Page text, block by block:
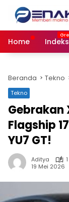
Langsung
konten
Home
Indeks
Beranda Tekno
Tekno
Gebrakan
Flagship
YU7 GT!
Aditya
19 Mei 2026